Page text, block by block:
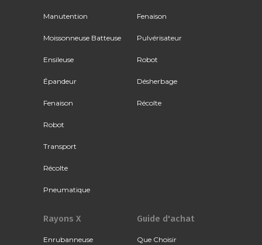
Manutention
Moissonneuse Batteuse
Ensileuse
Épandeur
Fenaison
Robot
Transport
Récolte
Pneumatique
Fenaison
Pulvérisateur
Robot
Désherbage
Récolte
Rayons X
Enrubanneuse
Guide d'achat
Que Choisir